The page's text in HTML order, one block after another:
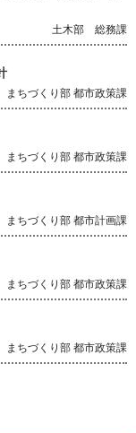
土木部 総務課
まちづくり部 都市政策課
まちづくり部 都市政策課
まちづくり部 都市計画課
まちづくり部 都市政策課
まちづくり部 都市政策課